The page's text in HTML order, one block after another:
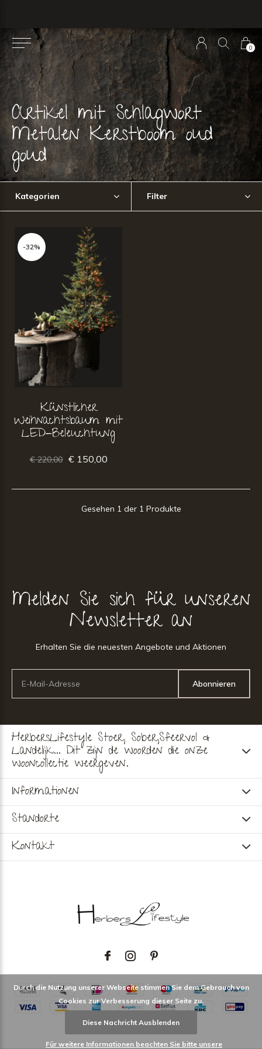
0
Artikel mit Schlagwort
Metalen Kerstboom oud
goud
Kategorien Filter
-32%
Künstlicher
Weihnachtsbaum mit
LED-Beleuchtung
€ 220,00 € 150,00
Gesehen 1 der 1 Produkte
Melden Sie sich für unseren
Newsletter an
Erhalten Sie die neuesten Angebote und Aktionen
Abonnieren
HerbersLifestyle Stoer, Sober,Sfeervol &
Landelijk... Dit zijn de woorden die onze
wooncollectie weergeven.
Informationen
Standorte
Kontakt
Durch die Nutzung unserer Webseite stimmen Sie dem Gebrauch von
Cookies zur Verbesserung dieser Seite zu.
Diese Nachricht Ausblenden
Für weitere Informationen beachten Sie bitte unsere